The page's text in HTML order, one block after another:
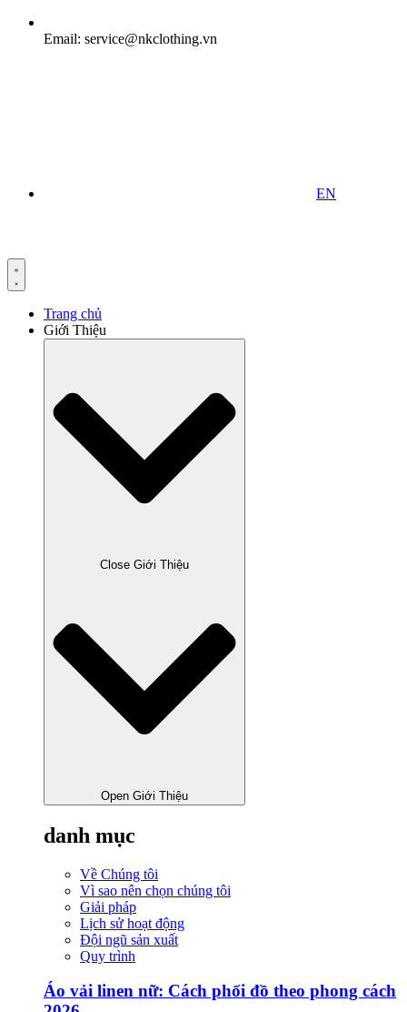
Email: service@nkclothing.vn
EN
Trang chủ
Giới Thiệu
Close Giới Thiệu
Open Giới Thiệu
danh mục
Về Chúng tôi
Vì sao nên chọn chúng tôi
Giải pháp
Lịch sử hoạt động
Đội ngũ sản xuất
Quy trình
Áo vải linen nữ: Cách phối đồ theo phong cách